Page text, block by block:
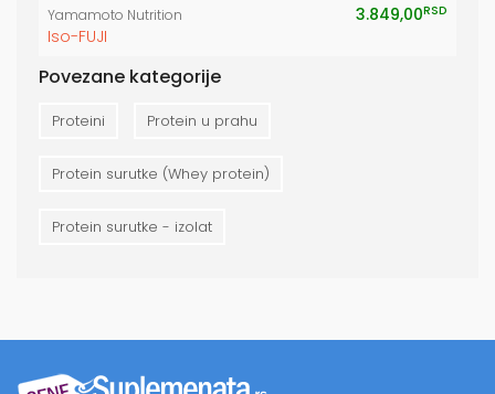
Yamamoto Nutrition
Iso-FUJI
3.849,00RSD
Povezane kategorije
Proteini Protein u prahu
Protein surutke (Whey protein)
Protein surutke - izolat